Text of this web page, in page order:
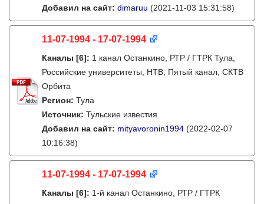
Добавил на сайт: dimaruu (2021-11-03 15:31:58)
11-07-1994 - 17-07-1994
Каналы [6]: 1 канал Останкино, РТР / ГТРК Тула,
Российские университеты, НТВ, Пятый канал, СКТВ
Орбита
Регион: Тула
Источник: Тульские известия
Добавил на сайт: mityavoronin1994 (2022-02-07
10:16:38)
11-07-1994 - 17-07-1994
Каналы [6]: 1-й канал Останкино, РТР / ГТРК